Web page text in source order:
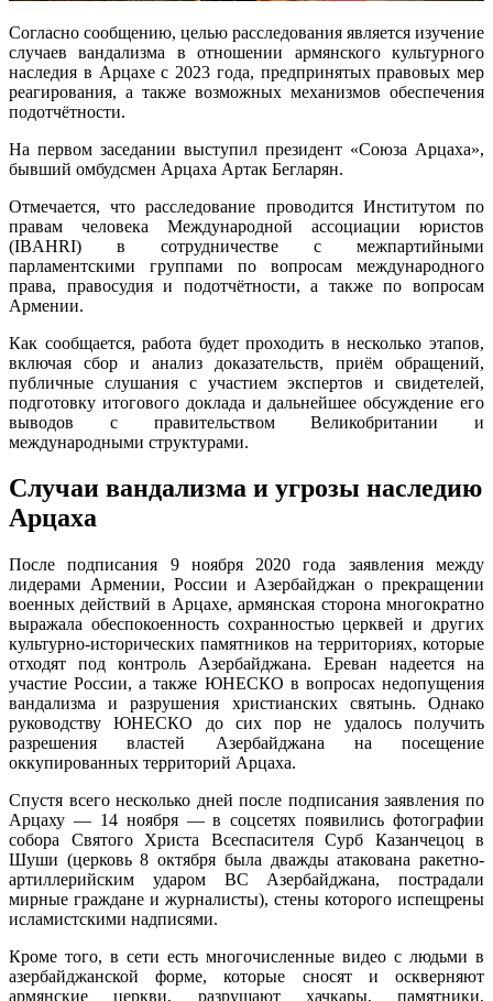
Согласно сообщению, целью расследования является изучение
случаев вандализма в отношении армянского культурного
наследия в Арцахе с 2023 года, предпринятых правовых мер
реагирования, а также возможных механизмов обеспечения
подотчётности.
На первом заседании выступил президент «Союза Арцаха»,
бывший омбудсмен Арцаха Артак Бегларян.
Отмечается, что расследование проводится Институтом по
правам человека Международной ассоциации юристов
(IBAHRI) в сотрудничестве с межпартийными
парламентскими группами по вопросам международного
права, правосудия и подотчётности, а также по вопросам
Армении.
Как сообщается, работа будет проходить в несколько этапов,
включая сбор и анализ доказательств, приём обращений,
публичные слушания с участием экспертов и свидетелей,
подготовку итогового доклада и дальнейшее обсуждение его
выводов с правительством Великобритании и
международными структурами.
Случаи вандализма и угрозы наследию
Арцаха
После подписания 9 ноября 2020 года заявления между
лидерами Армении, России и Азербайджан о прекращении
военных действий в Арцахе, армянская сторона многократно
выражала обеспокоенность сохранностью церквей и других
культурно-исторических памятников на территориях, которые
отходят под контроль Азербайджана. Ереван надеется на
участие России, а также ЮНЕСКО в вопросах недопущения
вандализма и разрушения христианских святынь. Однако
руководству ЮНЕСКО до сих пор не удалось получить
разрешения властей Азербайджана на посещение
оккупированных территорий Арцаха.
Спустя всего несколько дней после подписания заявления по
Арцаху — 14 ноября — в соцсетях появились фотографии
собора Святого Христа Всеспасителя Сурб Казанчецоц в
Шуши (церковь 8 октября была дважды атакована ракетно-
артиллерийским ударом ВС Азербайджана, пострадали
мирные граждане и журналисты), стены которого испещрены
исламистскими надписями.
Кроме того, в сети есть многочисленные видео с людьми в
азербайджанской форме, которые сносят и оскверняют
армянские церкви, разрушают хачкары, памятники,